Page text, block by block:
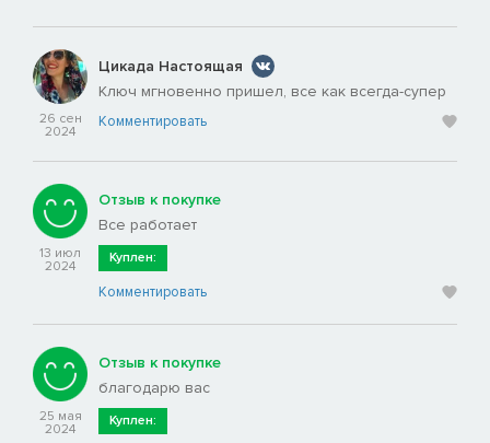
26 сен
2024
Цикада Настоящая
Ключ мгновенно пришел, все как всегда-супер
Комментировать
13 июл
2024
Отзыв к покупке
Все работает
Куплен:
Комментировать
25 мая
2024
Отзыв к покупке
благодарю вас
Куплен: